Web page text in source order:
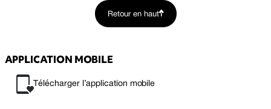
Retour en haut
APPLICATION MOBILE
Télécharger l’application mobile